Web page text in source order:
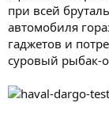
при всей
автомобиля
гаджетов и
суровый рыбак-